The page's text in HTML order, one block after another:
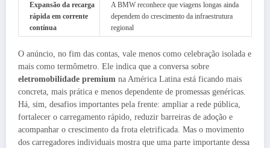
Expansão da recarga
rápida em corrente
contínua
A BMW reconhece que viagens longas ainda
dependem do crescimento da infraestrutura
regional
O anúncio, no fim das contas, vale menos como celebração isolada e
mais como termômetro. Ele indica que a conversa sobre
eletromobilidade premium na América Latina está ficando mais
concreta, mais prática e menos dependente de promessas genéricas.
Há, sim, desafios importantes pela frente: ampliar a rede pública,
fortalecer o carregamento rápido, reduzir barreiras de adoção e
acompanhar o crescimento da frota eletrificada. Mas o movimento
dos carregadores individuais mostra que uma parte importante dessa